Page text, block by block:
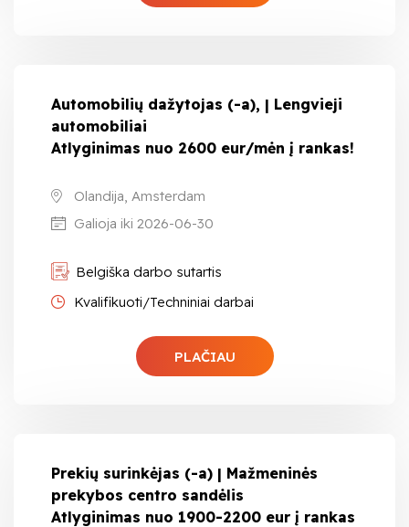
Automobilių dažytojas (-a), | Lengvieji
automobiliai
Atlyginimas nuo 2600 eur/mėn į rankas!
Olandija, Amsterdam
Galioja iki 2026-06-30
Belgiška darbo sutartis
Kvalifikuoti/Techniniai darbai
PLAČIAU
Prekių surinkėjas (-a) | Mažmeninės
prekybos centro sandėlis
Atlyginimas nuo 1900-2200 eur į rankas